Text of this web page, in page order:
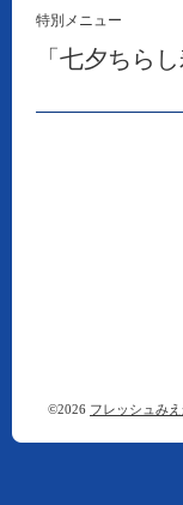
特別メニュー
「七夕ちら
©2026 フレッシュみ